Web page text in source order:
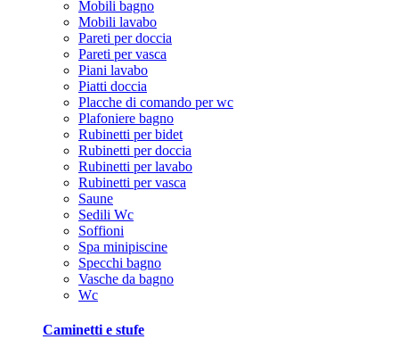
Mobili bagno
Mobili lavabo
Pareti per doccia
Pareti per vasca
Piani lavabo
Piatti doccia
Placche di comando per wc
Plafoniere bagno
Rubinetti per bidet
Rubinetti per doccia
Rubinetti per lavabo
Rubinetti per vasca
Saune
Sedili Wc
Soffioni
Spa minipiscine
Specchi bagno
Vasche da bagno
Wc
Caminetti e stufe